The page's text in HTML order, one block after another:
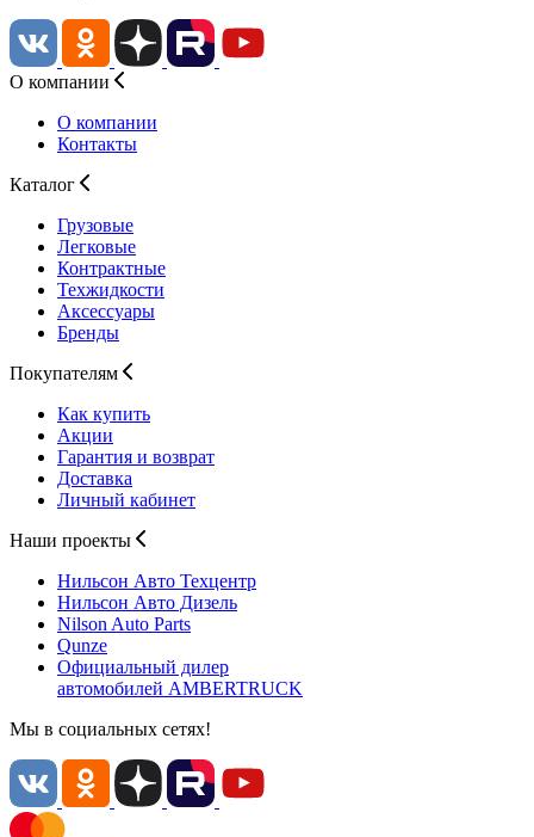
О компании
О компании
Контакты
Каталог
Грузовые
Легковые
Контрактные
Техжидкости
Аксессуары
Бренды
Покупателям
Как купить
Акции
Гарантия и возврат
Доставка
Личный кабинет
Наши проекты
Нильсон Авто Техцентр
Нильсон Авто Дизель
Nilson Auto Parts
Qunze
Официальный дилер
автомобилей AMBERTRUCK
Мы в социальных сетях!